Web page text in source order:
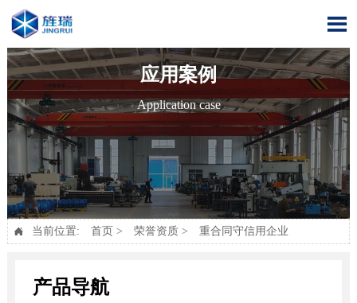

应用案例
Application case
 当前位置: 首页 > 荣誉资质> 重合同守信用企业
产品导航